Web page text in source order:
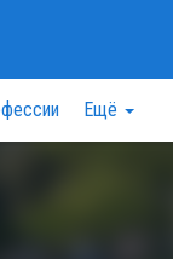
Ещё